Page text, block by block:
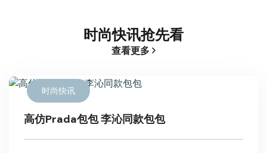
时尚快讯抢先看
查看更多
时尚快讯
高仿Prada包包 李沁同款包包